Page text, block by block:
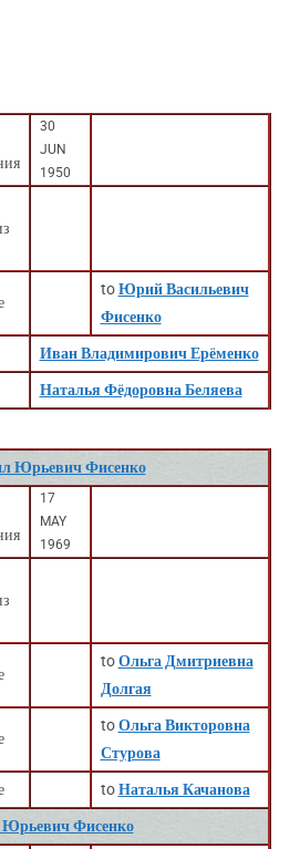
30
JUN
1950
toЮрий Васильевич
Фисенко
Иван Владимирович Ерёменко
Наталья Фёдоровна Беляева
Юрьевич Фисенко
17
MAY
1969
toОльга Дмитриевна
Долгая
toОльга Викторовна
Стурова
toНаталья Качанова
Фисенко